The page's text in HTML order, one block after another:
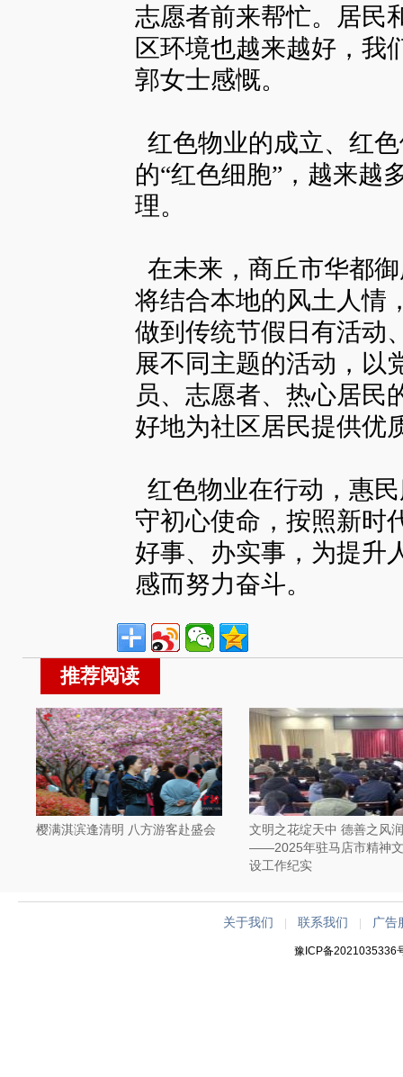
志愿者前来帮忙。居民
区环境也越来越好，我
郭女士感慨。
红色物业的成立、红
的“红色细胞”，越来越
理。
在未来，商丘市华都
将结合本地的风土人情
做到传统节假日有活动
展不同主题的活动，以
员、志愿者、热心居民
好地为社区居民提供优
红色物业在行动，惠
守初心使命，按照新时
好事、办实事，为提升
感而努力奋斗。
推荐阅读
樱满淇滨逢清明 八方游客赴盛会
文明之花绽天中 德善之风
——2025年驻马店市精神
设工作纪实
关于我们 |联系我们 广告
豫ICP备2021035336